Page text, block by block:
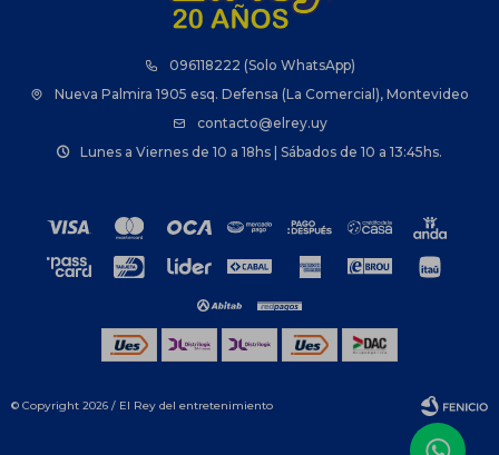
096118222 (Solo WhatsApp)
Nueva Palmira 1905 esq. Defensa (La Comercial), Montevideo
contacto@elrey.uy
Lunes a Viernes de 10 a 18hs | Sábados de 10 a 13:45hs.
© Copyright 2026 / El Rey del entretenimiento